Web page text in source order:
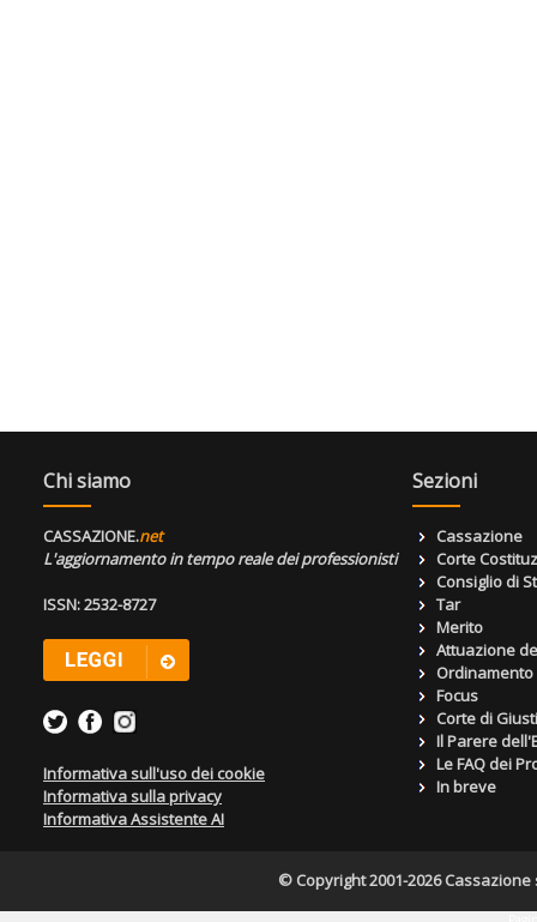
Chi siamo
CASSAZIONE.net
L'aggiornamento in tempo reale dei professionisti
ISSN: 2532-8727
Informativa sull'uso dei cookie
Informativa sulla privacy
Informativa Assistente AI
Sezioni
Cassazione
Corte
Consiglio di
Tar
Merito
Attuazione
Focus
Corte di
Il Parere
Le FAQ dei
In breve
© Copyright 2001-2026 Cassazione